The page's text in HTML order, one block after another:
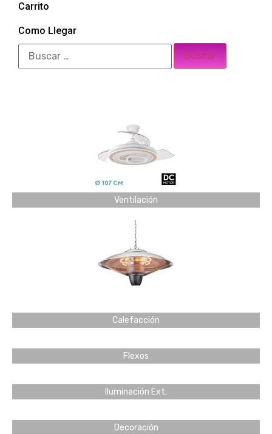
Carrito
Como Llegar
Ventilación
Calefacción
Flexos
Iluminación Ext.
Decoración